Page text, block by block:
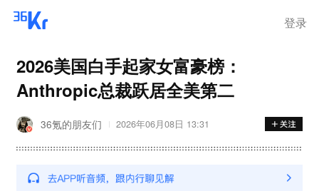
登录
2026美国白手起家女富豪榜：
Anthropic总裁跃居全美第二
36氪的朋友们 2026年06月08日 13:31